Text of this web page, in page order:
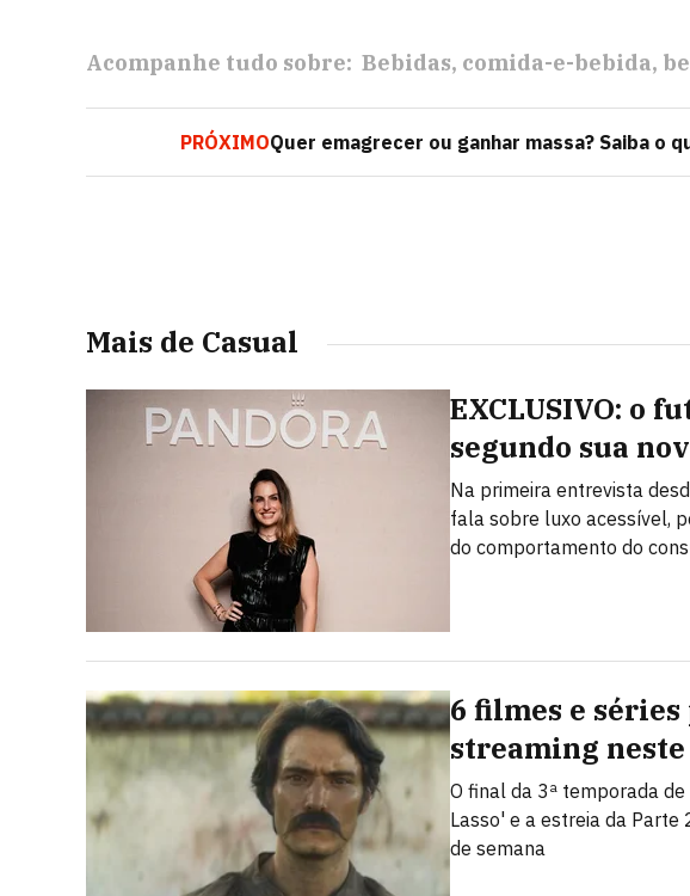
Acompanhe tudo sobre: Bebidas comida-e-bebida
PRÓXIMOQuer emagrecer ou ganhar massa? Saiba o
Mais de Casual
EXCLUSIVO: o
segundo sua
Na primeira entrevista
fala sobre luxo acessível,
do comportamento do
6 filmes e
streaming
O final da 3ª temporada
Lasso' e a estreia da Parte
de semana